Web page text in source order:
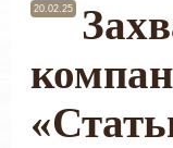
20.02.25